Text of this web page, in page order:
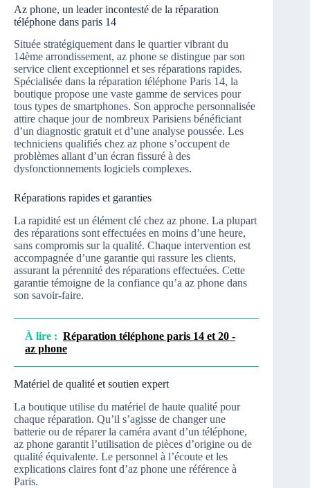
Az phone, un leader incontesté de la réparation
téléphone dans paris 14
Située stratégiquement dans le quartier vibrant du
14ème arrondissement, az phone se distingue par son
service client exceptionnel et ses réparations rapides.
Spécialisée dans la réparation téléphone Paris 14, la
boutique propose une vaste gamme de services pour
tous types de smartphones. Son approche personnalisée
attire chaque jour de nombreux Parisiens bénéficiant
d’un diagnostic gratuit et d’une analyse poussée. Les
techniciens qualifiés chez az phone s’occupent de
problèmes allant d’un écran fissuré à des
dysfonctionnements logiciels complexes.
Réparations rapides et garanties
La rapidité est un élément clé chez az phone. La plupart
des réparations sont effectuées en moins d’une heure,
sans compromis sur la qualité. Chaque intervention est
accompagnée d’une garantie qui rassure les clients,
assurant la pérennité des réparations effectuées. Cette
garantie témoigne de la confiance qu’a az phone dans
son savoir-faire.
À lire : Réparation téléphone paris 14 et 20 -
az phone
Matériel de qualité et soutien expert
La boutique utilise du matériel de haute qualité pour
chaque réparation. Qu’il s’agisse de changer une
batterie ou de réparer la caméra avant d’un téléphone,
az phone garantit l’utilisation de pièces d’origine ou de
qualité équivalente. Le personnel à l’écoute et les
explications claires font d’az phone une référence à
Paris.